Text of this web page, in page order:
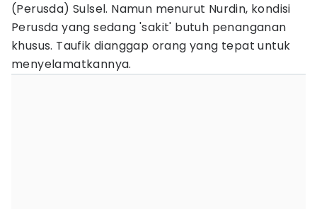
(Perusda) Sulsel. Namun menurut Nurdin, kondisi
Perusda yang sedang 'sakit' butuh penanganan
khusus. Taufik dianggap orang yang tepat untuk
menyelamatkannya.